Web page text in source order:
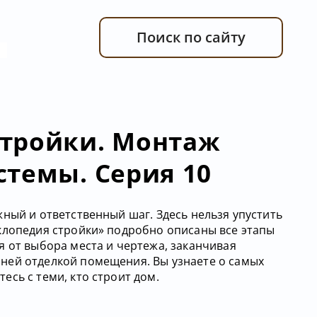
Поиск по сайту
Монтаж
Серия 10
и ответственный шаг. Здесь нельзя упустить
стройки» подробно описаны все этапы
от выбора места и чертежа, заканчивая
отделкой помещения. Вы узнаете о самых
с теми, кто строит дом.